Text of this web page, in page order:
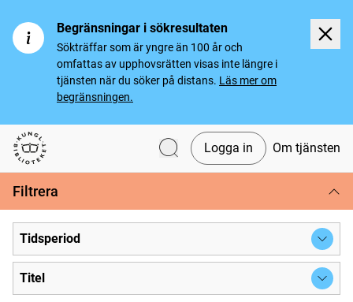
Begränsningar i sökresultaten
Sökträffar som är yngre än 100 år och
omfattas av upphovsrätten visas inte längre i
tjänsten när du söker på distans. Läs mer om
begränsningen.
Svenska tidningar
Logga in Om tjänsten
Filtrera
Tidsperiod
Titel